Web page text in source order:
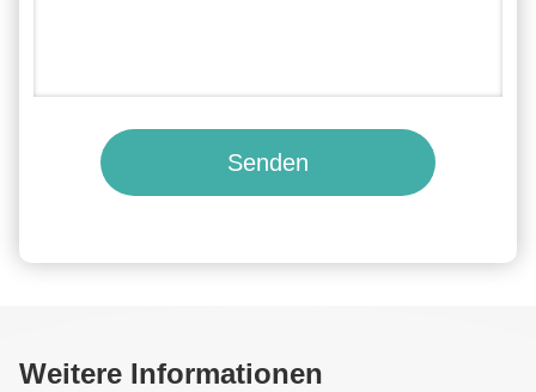
Senden
Weitere Informationen